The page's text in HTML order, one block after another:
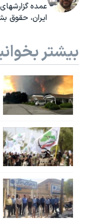
عمده
ایران، حقوق
بیشتر